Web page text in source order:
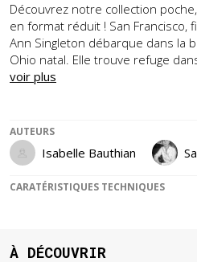
Découvrez notre collection
en format réduit ! San Francisco,
Ann Singleton débarque dans la
Ohio natal. Elle trouve refuge
voir plus
AUTEURS
Isabelle Bauthian
CARATÉRISTIQUES TECHNIQUES
À DÉCOUVRIR